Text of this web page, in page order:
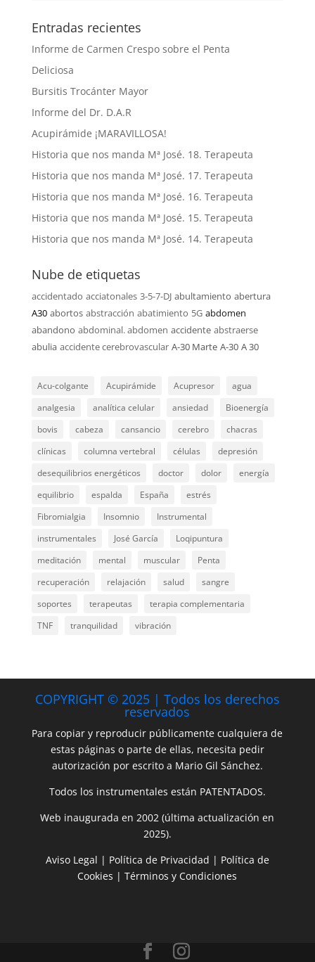
Entradas recientes
Informe de Carmen Crespo sobre el Penta
Deliciosa
Bursitis Trocánter Mayor
Informe del Dr. D.A.R
Acupirámide ¡MARAVILLOSA!
Historia que nos manda Mª José. 18. Terapeuta
Historia que nos manda Mª José. 17. Terapeuta
Historia que nos manda Mª José. 16. Terapeuta
Historia que nos manda Mª José. 15. Terapeuta
Historia que nos manda Mª José. 14. Terapeuta
Nube de etiquetas
accidentado acciatonales 3-5-7-DJ abultamiento abertura
A30 abortos abstracción abatimiento 5G abdomen
abandono abdominal. abdomen accidente abstraerse
abulia accidente cerebrovascular A-30 Marte A-30 A 30
Acu-colgante Acupirámide Acupresor
agua
analgesia
analítica celular ansiedad
Bioenergía
bovis
cabeza cansancio cerebro
chacras
clínicas
columna vertebral células
depresión
desequilibrios energéticos
doctor dolor
energía
equilibrio
espalda España
estrés
Fibromialgia
Insomnio
Instrumental
instrumentales
José García
Loqipuntura
meditación
mental muscular
Penta
recuperación
relajación salud
sangre
soportes
terapeutas
terapia complementaria
TNF
tranquilidad vibración
COPYRIGHT © 2025 | Todos los derechos
reservados
Para copiar y reproducir públicamente cualquiera de
estas páginas o parte de ellas, necesita pedir
autorización por escrito a Mario Gil Sánchez.
Todos los instrumentales están PATENTADOS.
Web inaugurada en 2002 (última actualización en
2025).
Aviso Legal | Política de Privacidad | Política de
Cookies |Términos y Condiciones